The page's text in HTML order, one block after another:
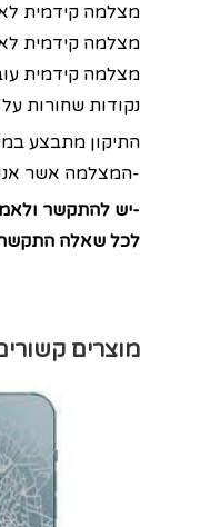
מצלמה קידמית
מצלמה קידמית
מצלמה קידמית
נקודות שחורות
התיקון מתבצע
-המצלמה אשר
-יש להתקשר
לכל שאלה התקשרו או
מוצרים